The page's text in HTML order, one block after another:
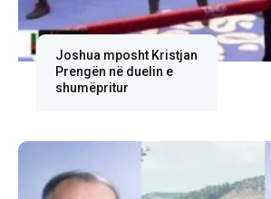
Joshua mposht Kristjan
Prengën në duelin e
shumëpritur